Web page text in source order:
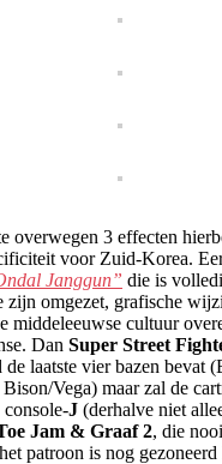
overwegen 3 effecten
voor Zuid-Korea.
Janggun” die is
zijn omgezet, grafische
middeleeuwse cultuur
Dan Super Street
de laatste vier bazen bevat
Vega) maar zal de
J (derhalve niet
Jam & Graaf 2, die
patroon is nog